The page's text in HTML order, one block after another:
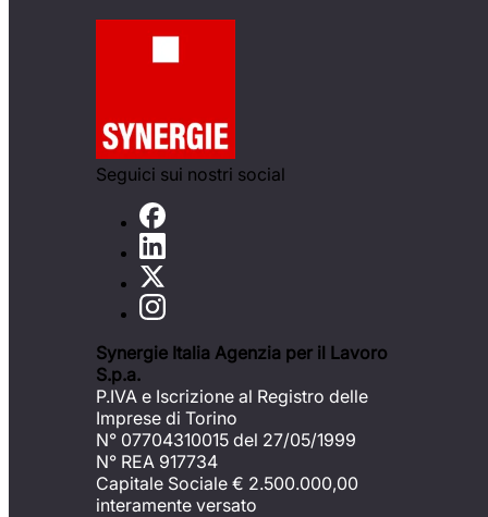
Seguici sui nostri social
Synergie Italia Agenzia per il Lavoro
S.p.a.
P.IVA e Iscrizione al Registro delle
Imprese di Torino
N° 07704310015 del 27/05/1999
N° REA 917734
Capitale Sociale € 2.500.000,00
interamente versato